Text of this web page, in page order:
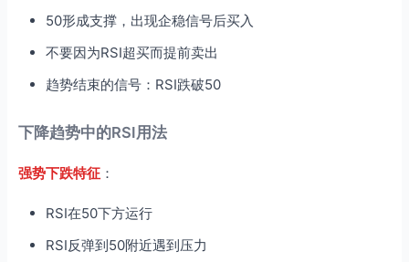
50形成支撑，出现企稳信号后买入
不要因为RSI超买而提前卖出
趋势结束的信号：RSI跌破50
下降趋势中的RSI用法
强势下跌特征 ：
RSI在50下方运行
RSI反弹到50附近遇到压力